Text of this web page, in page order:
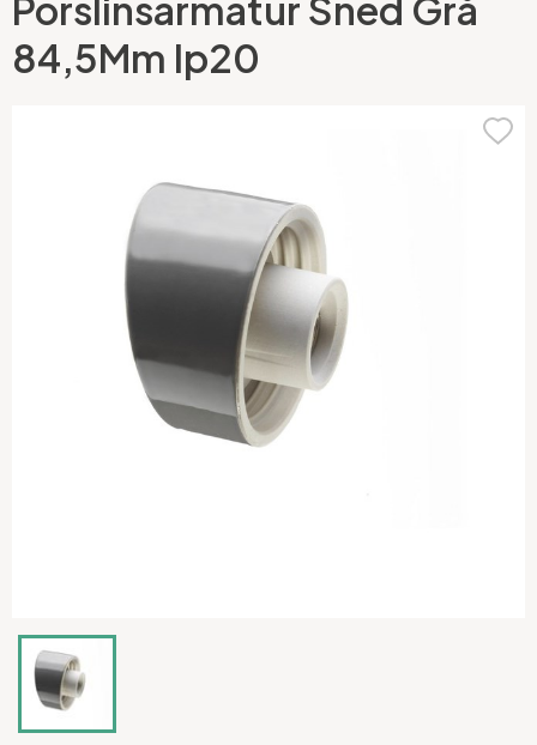
84,5Mm Ip20